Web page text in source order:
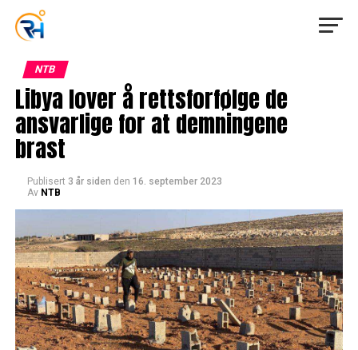
NTB
Libya lover å rettsforfølge de
ansvarlige for at demningene
brast
Publisert 3 år siden den 16. september 2023
Av NTB